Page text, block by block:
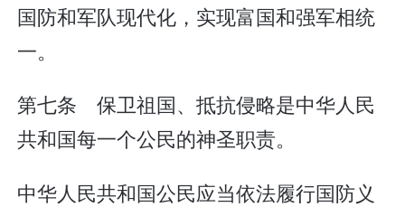
国防和军队现代化，实现富国和强军相统
一。
第七条 保卫祖国、抵抗侵略是中华人民
共和国每一个公民的神圣职责。
中华人民共和国公民应当依法履行国防义